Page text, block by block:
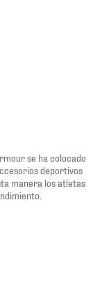
se ha colocado
deportivos
manera los atletas